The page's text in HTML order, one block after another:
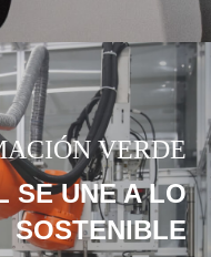
VERDE
SE UNE A LO
SOSTENIBLE